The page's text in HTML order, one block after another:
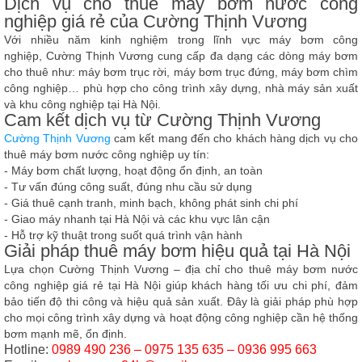
nghiệp giá rẻ của Cường Thịnh Vương
Với nhiều năm kinh nghiệm trong lĩnh vực máy bơm công
nghiệp,Cường Thịnh Vương cung cấp đa dạng các dòng máy bơm
cho thuê như: máy bơm trục rời, máy bơm trục đứng, máy bơm chìm
công nghiệp… phù hợp cho công trình xây dựng, nhà máy sản xuất
và khu công nghiệp tại Hà Nội.
Cam kết dịch vụ từ Cường Thịnh Vương
Cường Thịnh Vương cam kết mang đến cho khách hàng dịch vụ cho
thuê máy bơm nước công nghiệp uy tín:
- Máy bơm chất lượng, hoạt động ổn định, an toàn
- Tư vấn đúng công suất, đúng nhu cầu sử dụng
- Giá thuê cạnh tranh, minh bạch, không phát sinh chi phí
- Giao máy nhanh tại Hà Nội và các khu vực lân cận
- Hỗ trợ kỹ thuật trong suốt quá trình vận hành
Giải pháp thuê máy bơm hiệu quả tại Hà Nội
Lựa chọnCường Thịnh Vương – địa chỉ cho thuê máy bơm nước
công nghiệp giá rẻ tại Hà Nộigiúp khách hàng tối ưu chi phí, đảm
bảo tiến độ thi công và hiệu quả sản xuất. Đây là giải pháp phù hợp
cho mọi công trình xây dựng và hoạt động công nghiệp cần hệ thống
bơm mạnh mẽ, ổn định.
Hotline: 0989 490 236 – 0975 135 635 – 0936 995 663